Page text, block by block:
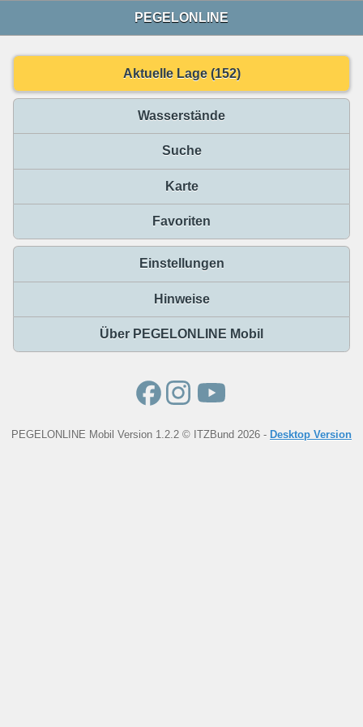
PEGELONLINE
Aktuelle Lage (152)
Wasserstände
Suche
Karte
Favoriten
Einstellungen
Hinweise
Über PEGELONLINE Mobil
PEGELONLINE Mobil Version 1.2.2 © ITZBund 2026 - Desktop Version